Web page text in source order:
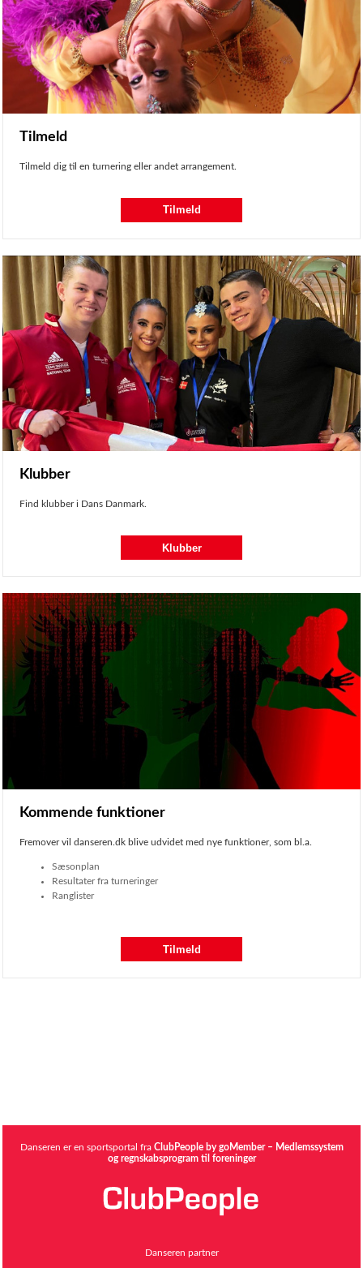
Tilmeld
Tilmeld dig til en turnering eller andet arrangement.
Tilmeld
Klubber
Find klubber i Dans Danmark.
Klubber
Kommende funktioner
Fremover vil danseren.dk blive udvidet med nye funktioner, som bl.a.
Sæsonplan
Resultater fra turneringer
Ranglister
Tilmeld
Danseren er en sportsportal fra ClubPeople by goMember – Medlemssystem
og regnskabsprogram til foreninger
Danseren partner